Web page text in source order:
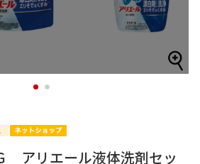
1 2
アリエール液体洗剤セッ